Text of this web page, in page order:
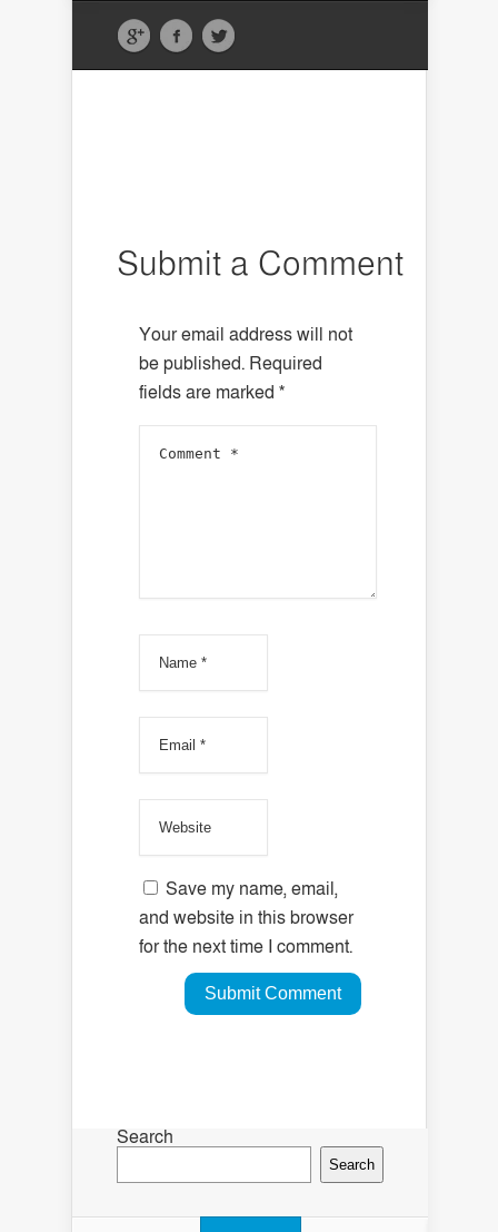
Submit a Comment
Your email address will not
be published. Required
fields are marked *
Save my name, email,
and website in this browser
for the next time I comment.
Search
Search